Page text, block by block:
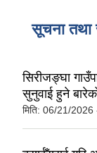
सूचना तथा
सिरीजङ्घा
सुनुवाई हुने
मिति: 06/21/2026